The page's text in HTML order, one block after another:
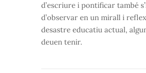
d’escriure i pontificar també
d’observar en un mirall i
desastre educatiu actual,
deuen tenir.